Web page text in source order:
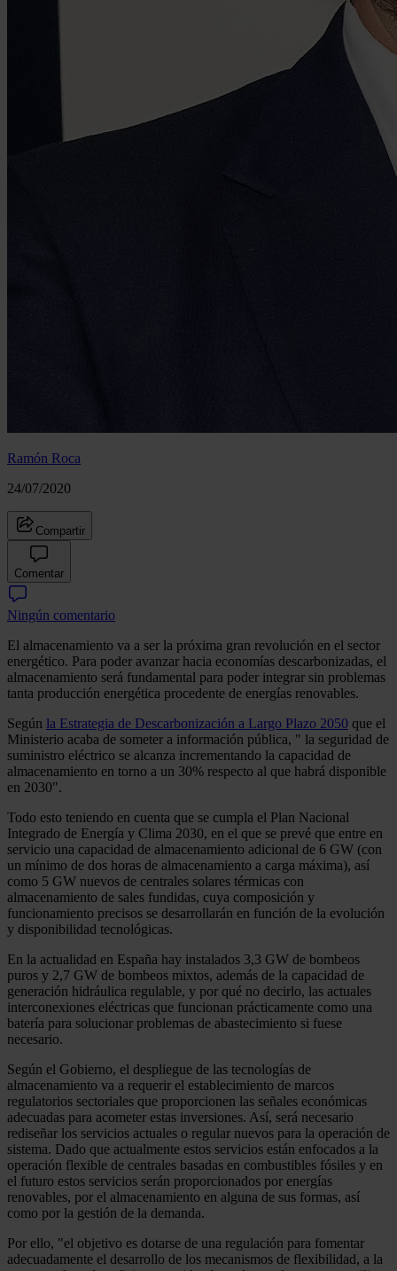
Ramón Roca
24/07/2020
Compartir
Comentar
Ningún comentario
El almacenamiento va a ser la próxima gran revolución en el sector
energético. Para poder avanzar hacia economías descarbonizadas, el
almacenamiento será fundamental para poder integrar sin problemas
tanta producción energética procedente de energías renovables.
Según la Estrategia de Descarbonización a Largo Plazo 2050 que el
Ministerio acaba de someter a información pública, " la seguridad de
suministro eléctrico se alcanza incrementando la capacidad de
almacenamiento en torno a un 30% respecto al que habrá disponible
en 2030".
Todo esto teniendo en cuenta que se cumpla el Plan Nacional
Integrado de Energía y Clima 2030, en el que se prevé que entre en
servicio una capacidad de almacenamiento adicional de 6 GW (con
un mínimo de dos horas de almacenamiento a carga máxima), así
como 5 GW nuevos de centrales solares térmicas con
almacenamiento de sales fundidas, cuya composición y
funcionamiento precisos se desarrollarán en función de la evolución
y disponibilidad tecnológicas.
En la actualidad en España hay instalados 3,3 GW de bombeos
puros y 2,7 GW de bombeos mixtos, además de la capacidad de
generación hidráulica regulable, y por qué no decirlo, las actuales
interconexiones eléctricas que funcionan prácticamente como una
batería para solucionar problemas de abastecimiento si fuese
necesario.
Según el Gobierno, el despliegue de las tecnologías de
almacenamiento va a requerir el establecimiento de marcos
regulatorios sectoriales que proporcionen las señales económicas
adecuadas para acometer estas inversiones. Así, será necesario
rediseñar los servicios actuales o regular nuevos para la operación de
sistema. Dado que actualmente estos servicios están enfocados a la
operación flexible de centrales basadas en combustibles fósiles y en
el futuro estos servicios serán proporcionados por energías
renovables, por el almacenamiento en alguna de sus formas, así
como por la gestión de la demanda.
Por ello, "el objetivo es dotarse de una regulación para fomentar
adecuadamente el desarrollo de los mecanismos de flexibilidad, a la